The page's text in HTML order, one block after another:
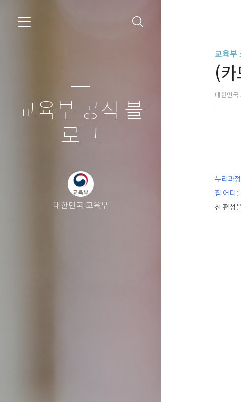
교육부 공식 블
로그
대한민국 교육부
교육부
(카
대한민국
누리과
집 어디
산 편성